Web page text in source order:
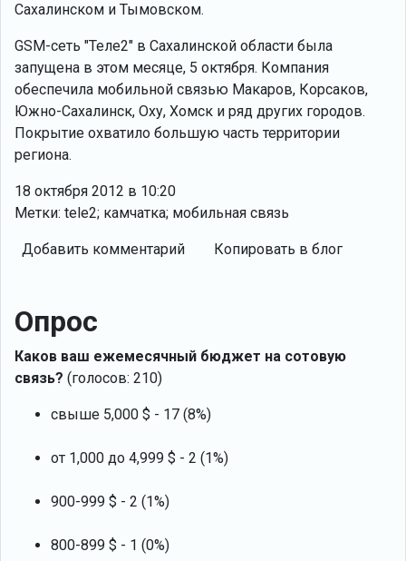
Сахалинском и Тымовском.
GSM-cеть "Теле2" в Сахалинской области была
запущена в этом месяце, 5 октября. Компания
обеспечила мобильной связью Макаров, Корсаков,
Южно-Сахалинск, Оху, Хомск и ряд других городов.
Покрытие охватило большую часть территории
региона.
18 октября 2012 в 10:20
Метки: tele2; камчатка; мобильная связь
Добавить комментарий Копировать в блог
Опрос
Каков ваш ежемесячный бюджет на сотовую
связь? (голосов: 210)
свыше 5,000 $ - 17 (8%)
от 1,000 до 4,999 $ - 2 (1%)
900-999 $ - 2 (1%)
800-899 $ - 1 (0%)